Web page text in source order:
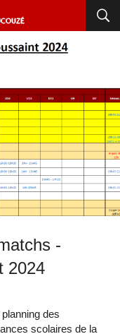
-
2024
des
scolaires de la